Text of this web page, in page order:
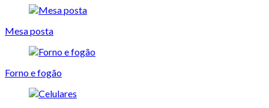
Mesa posta
Forno e fogão